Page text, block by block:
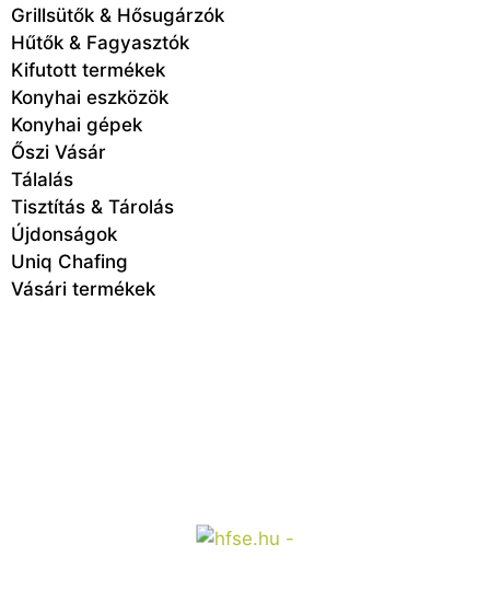
Grillsütők & Hősugárzók
Hűtők & Fagyasztók
Kifutott termékek
Konyhai eszközök
Konyhai gépek
Őszi Vásár
Tálalás
Tisztítás & Tárolás
Újdonságok
Uniq Chafing
Vásári termékek